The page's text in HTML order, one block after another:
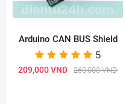
Arduino CAN BUS Shield
5
209,000 VND 260,000 VND